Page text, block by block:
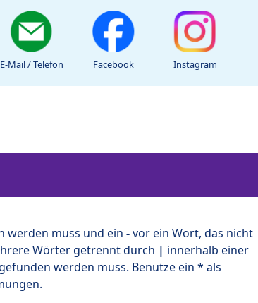
E-Mail / Telefon Facebook Instagram
werden muss und ein -vor ein Wort, das nicht
Wörter getrennt durch | innerhalb einer
werden muss. Benutze ein * als